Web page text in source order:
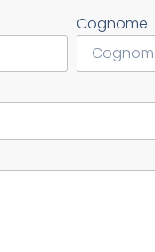
Cognome